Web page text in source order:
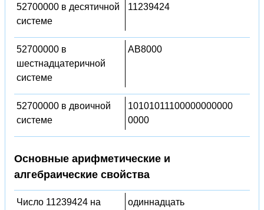
52700000 в десятичной
системе
11239424
52700000 в
шестнадцатеричной
системе
AB8000
52700000 в двоичной
системе
10101011100000000000
0000
Основные арифметические и
алгебраические свойства
Число 11239424 на
одиннадцать